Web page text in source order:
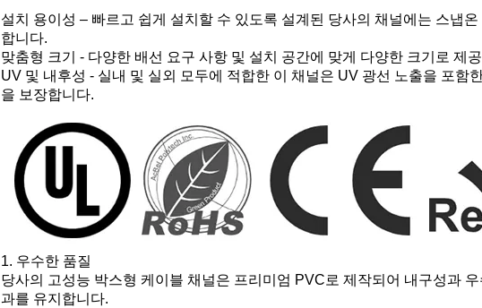
설치 용이성 – 빠르고 쉽게 설치할 수 있도록 설계된 당사의 채널에는 스냅
합니다.
맞춤형 크기 - 다양한 배선 요구 사항 및 설치 공간에 맞게 다양한 크기로 제
UV 및 내후성 - 실내 및 실외 모두에 적합한 이 채널은 UV 광선 노출을 포함
을 보장합니다.
1. 우수한 품질
당사의 고성능 박스형 케이블 채널은 프리미엄 PVC로 제작되어 내구성과
과를 유지합니다.